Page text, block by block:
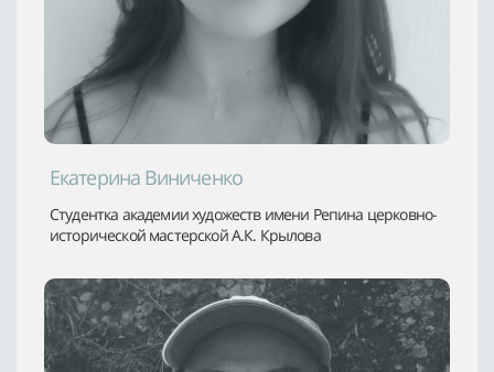
Екатерина Виниченко
Студентка академии художеств имени Репина церковно-
исторической мастерской А.К. Крылова